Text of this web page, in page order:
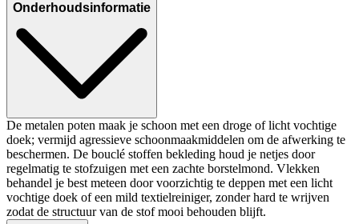
Onderhoudsinformatie
De metalen poten maak je schoon met een droge of licht vochtige
doek; vermijd agressieve schoonmaakmiddelen om de afwerking te
beschermen. De bouclé stoffen bekleding houd je netjes door
regelmatig te stofzuigen met een zachte borstelmond. Vlekken
behandel je best meteen door voorzichtig te deppen met een licht
vochtige doek of een mild textielreiniger, zonder hard te wrijven
zodat de structuur van de stof mooi behouden blijft.